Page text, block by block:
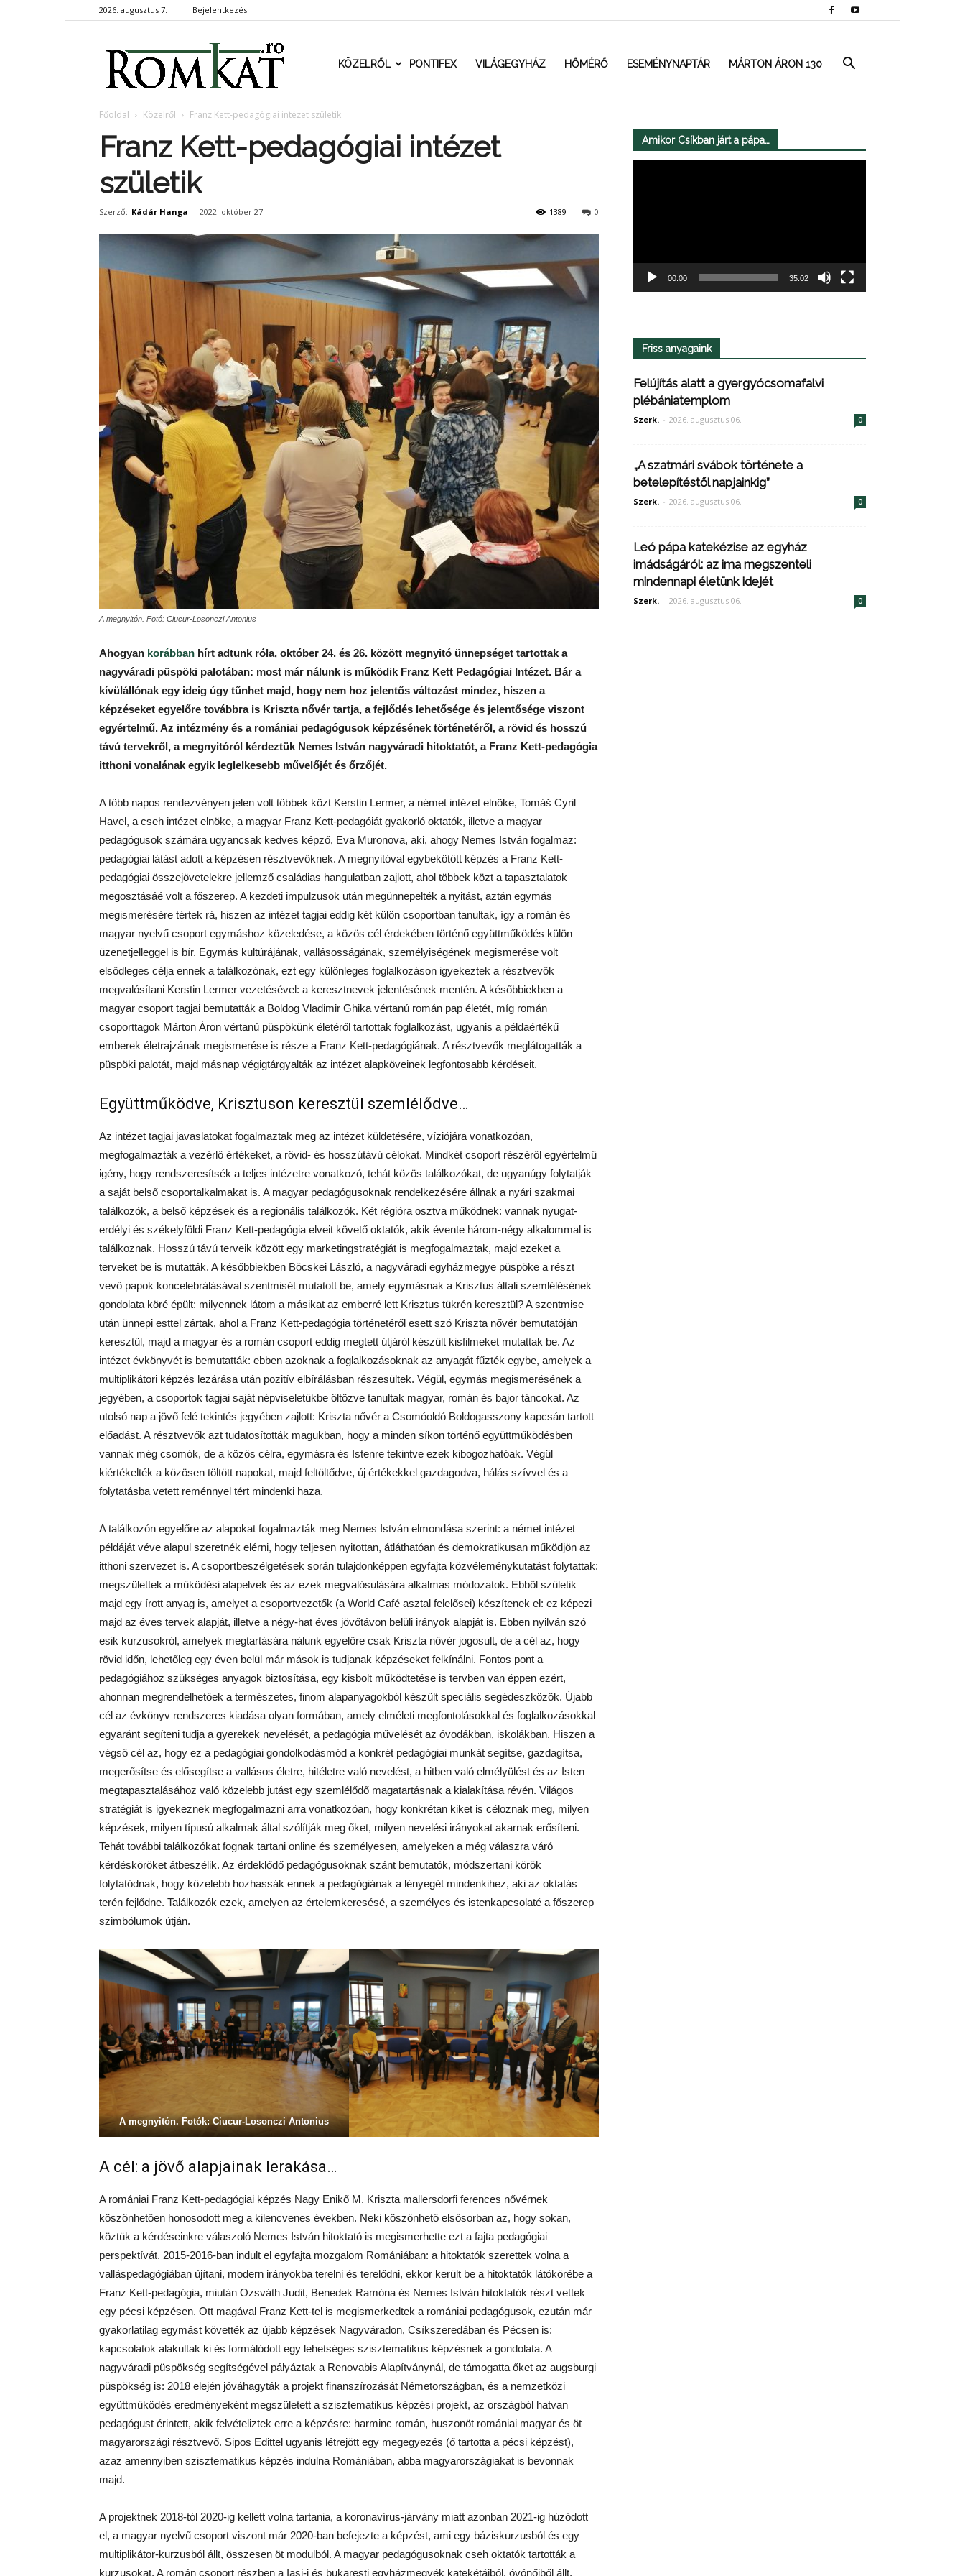
2026. augusztus 7. Bejelentkezés
RomKat.roKÖZELRŐL PONTIFEX VILÁGEGYHÁZ HŐMÉRŐ ESEMÉNYNAPTÁR MÁRTON ÁRON 130
Főoldal Közelről Franz Kett-pedagógiai intézet születik
Franz Kett-pedagógiai intézet
születik
Szerző: Kádár Hanga - 2022. október 27. 0
1389
A megnyitón. Fotó: Ciucur-Losonczi Antonius
Ahogyan korábban hírt adtunk róla, október 24. és 26. között megnyitó ünnepséget tartottak a
nagyváradi püspöki palotában: most már nálunk is működik Franz Kett Pedagógiai Intézet. Bár a
kívülállónak egy ideig úgy tűnhet majd, hogy nem hoz jelentős változást mindez, hiszen a
képzéseket egyelőre továbbra is Kriszta nővér tartja, a fejlődés lehetősége és jelentősége viszont
egyértelmű. Az intézmény és a romániai pedagógusok képzésének történetéről, a rövid és hosszú
távú tervekről, a megnyitóról kérdeztük Nemes István nagyváradi hitoktatót, a Franz Kett-pedagógia
itthoni vonalának egyik leglelkesebb művelőjét és őrzőjét.
A több napos rendezvényen jelen volt többek közt Kerstin Lermer, a német intézet elnöke, Tomáš Cyril
Havel, a cseh intézet elnöke, a magyar Franz Kett-pedagóiát gyakorló oktatók, illetve a magyar
pedagógusok számára ugyancsak kedves képző, Eva Muronova, aki, ahogy Nemes István fogalmaz:
pedagógiai látást adott a képzésen résztvevőknek. A megnyitóval egybekötött képzés a Franz Kett-
pedagógiai összejövetelekre jellemző családias hangulatban zajlott, ahol többek közt a tapasztalatok
megosztásáé volt a főszerep. A kezdeti impulzusok után megünnepelték a nyitást, aztán egymás
megismerésére tértek rá, hiszen az intézet tagjai eddig két külön csoportban tanultak, így a román és
magyar nyelvű csoport egymáshoz közeledése, a közös cél érdekében történő együttműködés külön
üzenetjelleggel is bír. Egymás kultúrájának, vallásosságának, személyiségének megismerése volt
elsődleges célja ennek a találkozónak, ezt egy különleges foglalkozáson igyekeztek a résztvevők
megvalósítani Kerstin Lermer vezetésével: a keresztnevek jelentésének mentén. A későbbiekben a
magyar csoport tagjai bemutatták a Boldog Vladimir Ghika vértanú román pap életét, míg román
csoporttagok Márton Áron vértanú püspökünk életéről tartottak foglalkozást, ugyanis a példaértékű
emberek életrajzának megismerése is része a Franz Kett-pedagógiának. A résztvevők meglátogatták a
püspöki palotát, majd másnap végigtárgyalták az intézet alapköveinek legfontosabb kérdéseit.
Együttműködve, Krisztuson keresztül szemlélődve…
Az intézet tagjai javaslatokat fogalmaztak meg az intézet küldetésére, víziójára vonatkozóan,
megfogalmazták a vezérlő értékeket, a rövid- és hosszútávú célokat. Mindkét csoport részéről egyértelmű
igény, hogy rendszeresítsék a teljes intézetre vonatkozó, tehát közös találkozókat, de ugyanúgy folytatják
a saját belső csoportalkalmakat is. A magyar pedagógusoknak rendelkezésére állnak a nyári szakmai
találkozók, a belső képzések és a regionális találkozók. Két régióra osztva működnek: vannak nyugat-
erdélyi és székelyföldi Franz Kett-pedagógia elveit követő oktatók, akik évente három-négy alkalommal is
találkoznak. Hosszú távú terveik között egy marketingstratégiát is megfogalmaztak, majd ezeket a
terveket be is mutatták. A későbbiekben Böcskei László, a nagyváradi egyházmegye püspöke a részt
vevő papok koncelebrálásával szentmisét mutatott be, amely egymásnak a Krisztus általi szemlélésének
gondolata köré épült: milyennek látom a másikat az emberré lett Krisztus tükrén keresztül? A szentmise
után ünnepi esttel zártak, ahol a Franz Kett-pedagógia történetéről esett szó Kriszta nővér bemutatóján
keresztül, majd a magyar és a román csoport eddig megtett útjáról készült kisfilmeket mutattak be. Az
intézet évkönyvét is bemutatták: ebben azoknak a foglalkozásoknak az anyagát fűzték egybe, amelyek a
multiplikátori képzés lezárása után pozitív elbírálásban részesültek. Végül, egymás megismerésének a
jegyében, a csoportok tagjai saját népviseletükbe öltözve tanultak magyar, román és bajor táncokat. Az
utolsó nap a jövő felé tekintés jegyében zajlott: Kriszta nővér a Csomóoldó Boldogasszony kapcsán tartott
előadást. A résztvevők azt tudatosították magukban, hogy a minden síkon történő együttműködésben
vannak még csomók, de a közös célra, egymásra és Istenre tekintve ezek kibogozhatóak. Végül
kiértékelték a közösen töltött napokat, majd feltöltődve, új értékekkel gazdagodva, hálás szívvel és a
folytatásba vetett reménnyel tért mindenki haza.
A találkozón egyelőre az alapokat fogalmazták meg Nemes István elmondása szerint: a német intézet
példáját véve alapul szeretnék elérni, hogy teljesen nyitottan, átláthatóan és demokratikusan működjön az
itthoni szervezet is. A csoportbeszélgetések során tulajdonképpen egyfajta közvéleménykutatást folytattak:
megszülettek a működési alapelvek és az ezek megvalósulására alkalmas módozatok. Ebből születik
majd egy írott anyag is, amelyet a csoportvezetők (a World Café asztal felelősei) készítenek el: ez képezi
majd az éves tervek alapját, illetve a négy-hat éves jövőtávon belüli irányok alapját is. Ebben nyilván szó
esik kurzusokról, amelyek megtartására nálunk egyelőre csak Kriszta nővér jogosult, de a cél az, hogy
rövid időn, lehetőleg egy éven belül már mások is tudjanak képzéseket felkínálni. Fontos pont a
pedagógiához szükséges anyagok biztosítása, egy kisbolt működtetése is tervben van éppen ezért,
ahonnan megrendelhetőek a természetes, finom alapanyagokból készült speciális segédeszközök. Újabb
cél az évkönyv rendszeres kiadása olyan formában, amely elméleti megfontolásokkal és foglalkozásokkal
egyaránt segíteni tudja a gyerekek nevelését, a pedagógia művelését az óvodákban, iskolákban. Hiszen a
végső cél az, hogy ez a pedagógiai gondolkodásmód a konkrét pedagógiai munkát segítse, gazdagítsa,
megerősítse és elősegítse a vallásos életre, hitéletre való nevelést, a hitben való elmélyülést és az Isten
megtapasztalásához való közelebb jutást egy szemlélődő magatartásnak a kialakítása révén. Világos
stratégiát is igyekeznek megfogalmazni arra vonatkozóan, hogy konkrétan kiket is céloznak meg, milyen
képzések, milyen típusú alkalmak által szólítják meg őket, milyen nevelési irányokat akarnak erősíteni.
Tehát további találkozókat fognak tartani online és személyesen, amelyeken a még válaszra váró
kérdésköröket átbeszélik. Az érdeklődő pedagógusoknak szánt bemutatók, módszertani körök
folytatódnak, hogy közelebb hozhassák ennek a pedagógiának a lényegét mindenkihez, aki az oktatás
terén fejlődne. Találkozók ezek, amelyen az értelemkeresésé, a személyes és istenkapcsolaté a főszerep
szimbólumok útján.
A megnyitón. Fotók: Ciucur-Losonczi Antonius
A cél: a jövő alapjainak lerakása…
A romániai Franz Kett-pedagógiai képzés Nagy Enikő M. Kriszta mallersdorfi ferences nővérnek
köszönhetően honosodott meg a kilencvenes években. Neki köszönhető elsősorban az, hogy sokan,
köztük a kérdéseinkre válaszoló Nemes István hitoktató is megismerhette ezt a fajta pedagógiai
perspektívát. 2015-2016-ban indult el egyfajta mozgalom Romániában: a hitoktatók szerettek volna a
valláspedagógiában újítani, modern irányokba terelni és terelődni, ekkor került be a hitoktatók látókörébe a
Franz Kett-pedagógia, miután Ozsváth Judit, Benedek Ramóna és Nemes István hitoktatók részt vettek
egy pécsi képzésen. Ott magával Franz Kett-tel is megismerkedtek a romániai pedagógusok, ezután már
gyakorlatilag egymást követték az újabb képzések Nagyváradon, Csíkszeredában és Pécsen is:
kapcsolatok alakultak ki és formálódott egy lehetséges szisztematikus képzésnek a gondolata. A
nagyváradi püspökség segítségével pályáztak a Renovabis Alapítványnál, de támogatta őket az augsburgi
püspökség is: 2018 elején jóváhagyták a projekt finanszírozását Németországban, és a nemzetközi
együttműködés eredményeként megszületett a szisztematikus képzési projekt, az országból hatvan
pedagógust érintett, akik felvételiztek erre a képzésre: harminc román, huszonöt romániai magyar és öt
magyarországi résztvevő. Sipos Edittel ugyanis létrejött egy megegyezés (ő tartotta a pécsi képzést),
azaz amennyiben szisztematikus képzés indulna Romániában, abba magyarországiakat is bevonnak
majd.
A projektnek 2018-tól 2020-ig kellett volna tartania, a koronavírus-járvány miatt azonban 2021-ig húzódott
el, a magyar nyelvű csoport viszont már 2020-ban befejezte a képzést, ami egy báziskurzusból és egy
multiplikátor-kurzusból állt, összesen öt modulból. A magyar pedagógusoknak cseh oktatók tartották a
kurzusokat. A román csoport részben a Iași-i és bukaresti egyházmegyék katekétáiból, óvónőiből állt,
Amikor Csíkban járt a pápa…
00:00 35:02
Friss anyagaink
Felújítás alatt a gyergyócsomafalvi
plébániatemplom
Szerk. - 2026. augusztus 06. 0
„A szatmári svábok története a
betelepítéstől napjainkig”
Szerk. - 2026. augusztus 06. 0
Leó pápa katekézise az egyház
imádságáról: az ima megszenteli
mindennapi életünk idejét
Szerk. - 2026. augusztus 06. 0